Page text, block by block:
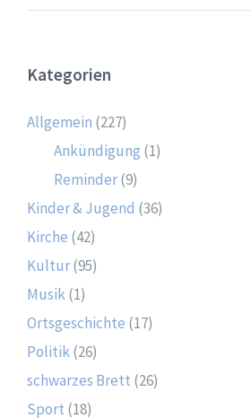
Kategorien
Allgemein (227)
Ankündigung (1)
Reminder(9)
Kinder & Jugend (36)
Kirche (42)
Kultur(95)
Musik(1)
Ortsgeschichte (17)
Politik(26)
schwarzes Brett (26)
Sport (18)